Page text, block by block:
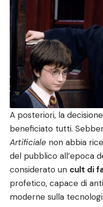
A posteriori, la
beneficiato tutti.
Artificiale non abbia
del pubblico all’epoca
considerato un cult di
profetico, capace di
moderne sulla